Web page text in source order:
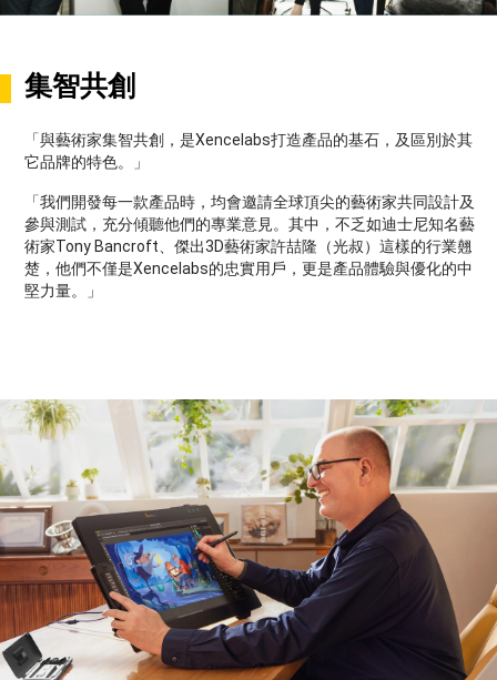
集智共創
「與藝術家集智共創，是Xencelabs打造產品的基石，及區別於其
它品牌的特色。」
「我們開發每一款產品時，均會邀請全球頂尖的藝術家共同設計及
參與測試，充分傾聽他們的專業意見。其中，不乏如迪士尼知名藝
術家Tony Bancroft、傑出3D藝術家許喆隆（光叔）這樣的行業翹
楚，他們不僅是Xencelabs的忠實用戶，更是產品體驗與優化的中
堅力量。」